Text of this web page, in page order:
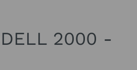
2000 -